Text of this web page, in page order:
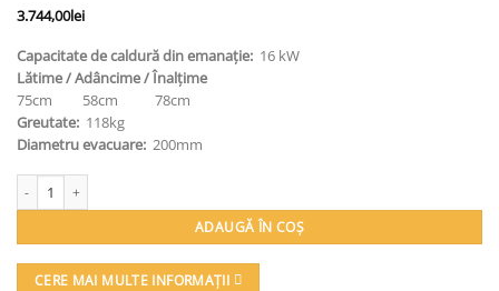
3.744,00lei
Capacitate de caldură din emanație: 16 kW
Lătime / Adâncime / Înalțime
75cm 58cm 78cm
Greutate: 118kg
Diametru evacuare: 200mm
ADAUGĂ ÎN COȘ
CERE MAI MULTE INFORMAȚII